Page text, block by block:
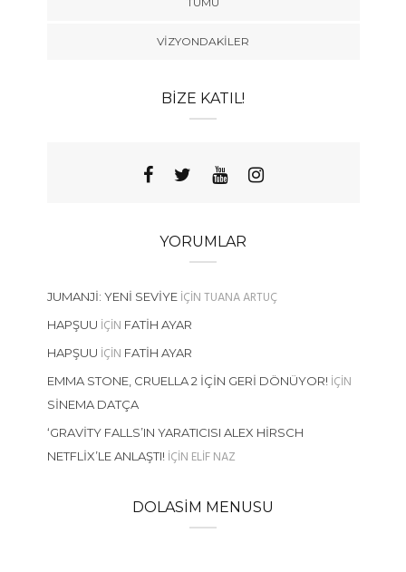
VIZYONDAKILER
BIZE KATIL!
YORUMLAR
JUMANJI: YENI SEVIYEIÇINTUANA ARTUÇ
HAPŞUU IÇIN FATIH AYAR
HAPŞUU IÇIN FATIH AYAR
EMMA STONE, CRUELLA 2 İÇIN GERI DÖNÜYOR!IÇIN
SINEMA DATÇA
‘GRAVITY FALLS’IN YARATICISI ALEX HIRSCH
NETFLIX’LE ANLAŞTI!IÇIN ELIF NAZ
DOLASIM MENUSU